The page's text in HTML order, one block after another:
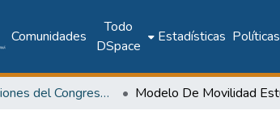
Comunidades
Todo
DSpace
Estadísticas Políticas
Publicaciones del Congreso Internacional CLABES